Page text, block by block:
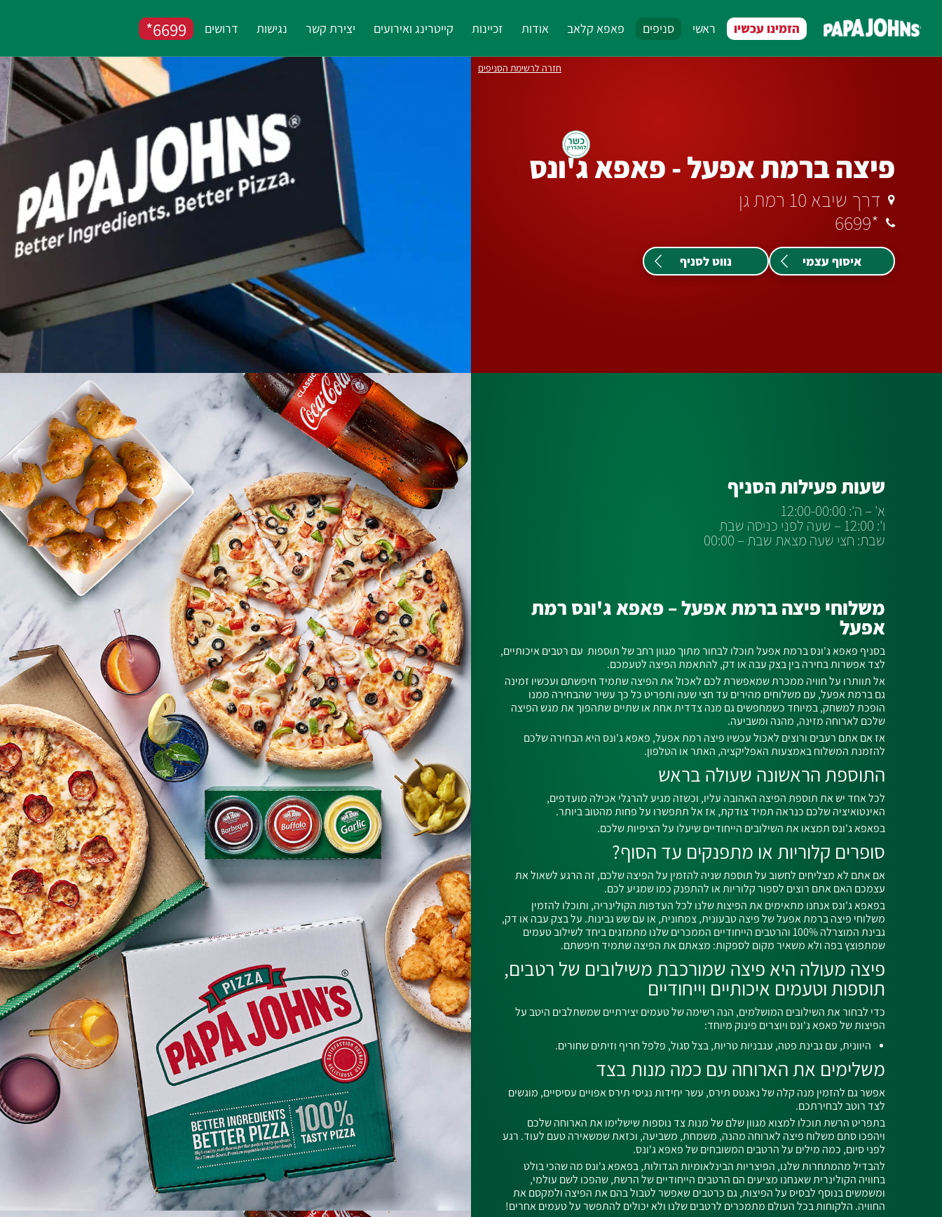
המרכזי
הזמינו עכשיו ראשי סניפים פאפא קלאב אודות זכיינות קייטרינג ואירועים יצירת קשר נגישות דרושים 6699*
פיצה ברמת אפעל - פאפא ג'ונס
דרך שיבא 10 רמת גן
*6699
איסוף עצמי נווט לסניף
חזרה לרשימת הסניפים
שעות פעילות הסניף
א' – ה': 12:00-00:00
ו': 12:00 – שעה לפני כניסה שבת
שבת: חצי שעה מצאת שבת – 00:00
משלוחי פיצה ברמת אפעל – פאפא ג'ונס רמת
אפעל
בסניף פאפא ג'ונס ברמת אפעל תוכלו לבחור מתוך מגוון רחב של תוספות עם רטבים איכותיים,
לצד אפשרות בחירה בין בצק עבה או דק, להתאמת הפיצה לטעמכם.
אל תוותרו על חוויה ממכרת שמאפשרת לכם לאכול את הפיצה שתמיד חיפשתם ועכשיו זמינה
גם ברמת אפעל, עם משלוחים מהירים עד חצי שעה ותפריט כל כך עשיר שהבחירה ממנו
הופכת למשחק, במיוחד כשמחפשים גם מנה צדדית אחת או שתיים שתהפוך את מגש הפיצה
שלכם לארוחה מזינה, מהנה ומשביעה.
אז אם אתם רעבים ורוצים לאכול עכשיו פיצה רמת אפעל, פאפא ג'ונס היא הבחירה שלכם
להזמנת המשלוח באמצעות האפליקציה, האתר או הטלפון.
התוספת הראשונה שעולה בראש
לכל אחד יש את תוספת הפיצה האהובה עליו, וכשזה מגיע להרגלי אכילה מועדפים,
האינטואיציה שלכם כנראה תמיד צודקת, אז אל תתפשרו על פחות מהטוב ביותר.
בפאפא ג'ונס תמצאו את השילובים הייחודיים שיעלו על הציפיות שלכם.
סופרים קלוריות או מתפנקים עד הסוף?
אם אתם לא מצליחים לחשוב על תוספת שניה להזמין על הפיצה שלכם, זה הרגע לשאול את
עצמכם האם אתם רוצים לספור קלוריות או להתפנק כמו שמגיע לכם.
בפאפא ג'ונס אנחנו מתאימים את הפיצות שלנו לכל העדפות הקולינריה, ותוכלו להזמין
משלוחי פיצה ברמת אפעל של פיצה טבעונית, צמחונית, או עם שש גבינות. על בצק עבה או דק,
גבינת המוצרלה 100% והרטבים הייחודיים הממכרים שלנו מתמזגים ביחד לשילוב טעמים
שמתפוצץ בפה ולא משאיר מקום לספקות: מצאתם את הפיצה שתמיד חיפשתם.
פיצה מעולה היא פיצה שמורכבת משילובים של רטבים,
תוספות וטעמים איכותיים וייחודיים
כדי לבחור את השילובים המושלמים, הנה רשימה של טעמים יצירתיים שמשתלבים היטב על
הפיצות של פאפא ג'ונס ויוצרים פינוק מיוחד:
היוונית, עם גבינת פטה, עגבניות טריות, בצל סגול, פלפל חריף וזיתים שחורים.
משלימים את הארוחה עם כמה מנות בצד
אפשר גם להזמין מנה קלה של נאגטס תירס, עשר יחידות נגיסי תירס אפויים עסיסיים, מוגשים
לצד רוטב לבחירתכם.
בתפריט הרשת תוכלו למצוא מגוון שלם של מנות צד נוספות שישלימו את הארוחה שלכם
ויהפכו סתם משלוח פיצה לארוחה מהנה, משמחת, משביעה, וכזאת שמשאירה טעם לעוד. רגע
לפני סיום, כמה מילים על הרטבים המשובחים של פאפא ג'ונס.
להבדיל מהמתחרות שלנו, הפיצריות הבינלאומיות הגדולות, בפאפא ג'ונס מה שהכי בולט
בחוויה הקולינרית שאנחנו מציעים הם הרטבים הייחודיים של הרשת, שהפכו לשם עולמי,
ומשמשים בנוסף לבסיס על הפיצות, גם כרטבים שאפשר לטבול בהם את הפיצה ולמקסם את
החוויה. הלקוחות בכל העולם מתמכרים לרטבים שלנו ולא יכולים להתפשר על טעמים אחרים!